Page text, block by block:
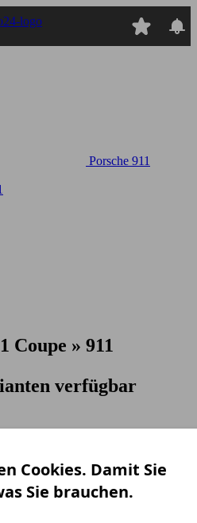
Porsche 911
Coupe » 911
verfügbar
Cookies. Damit Sie
Sie brauchen.